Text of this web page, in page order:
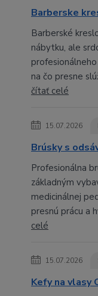
Barberske
Barberské
nábytku, ale
na čo presne
čítať celé
15.07.2026
Brúsky s
Profesionálna
základným
medicinálnej
presnú prácu a
celé
15.07.2026
Kefy na vlasy